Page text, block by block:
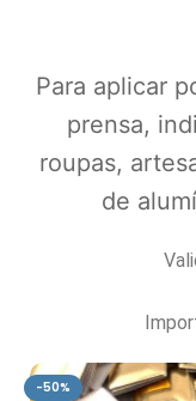
-50%
Para aplicar
prensa,
roupas,
de